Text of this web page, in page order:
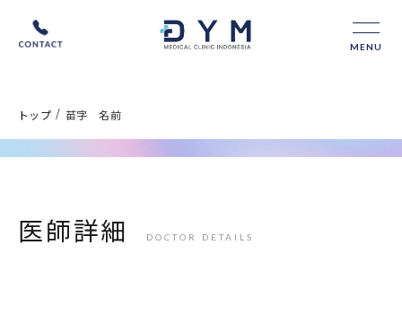
MENU
トップ / 苗字 名前
医師詳細 DOCTOR DETAILS